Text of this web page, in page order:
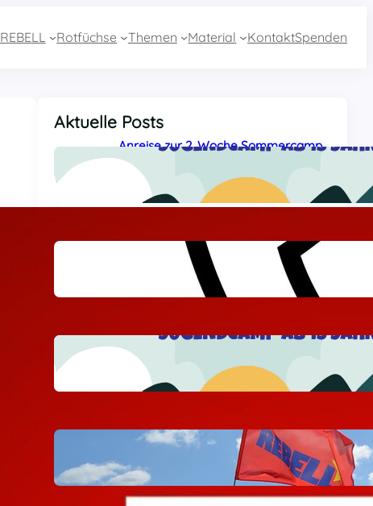
REBELL Rotfüchse Themen Material KontaktSpenden
Aktuelle Posts
Anreise zur 2. Woche Sommercamp
aus Essen mit dem Zug
27 Juli, 2026
Sommercamp-Hotline 2026
26 Juli, 2026
Anreise zur 2. Sommercamp-Woche
aus Baden-Württemberg
24 Juli, 2026
Workshop mit Peter Weispfenning
auf dem Sommercamp
29 Juli, 2026